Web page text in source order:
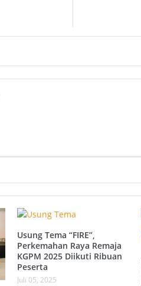
Usung Tema “FIRE”,
Perkemahan Raya Remaja
KGPM 2025 Diikuti Ribuan
Peserta
Juli 05, 2025